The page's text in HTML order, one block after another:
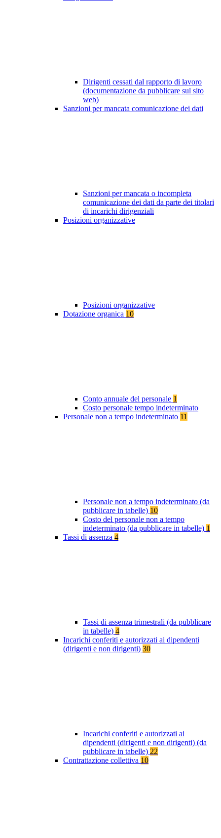
Dirigenti cessati dal rapporto di lavoro
(documentazione da pubblicare sul sito
web)
Sanzioni per mancata comunicazione dei dati
Sanzioni per mancata o incompleta
comunicazione dei dati da parte dei titolari
di incarichi dirigenziali
Posizioni organizzative
Posizioni organizzative
Dotazione organica 10
Conto annuale del personale 1
Costo personale tempo indeterminato
Personale non a tempo indeterminato 11
Personale non a tempo indeterminato (da
pubblicare in tabelle) 10
Costo del personale non a tempo
indeterminato (da pubblicare in tabelle) 1
Tassi di assenza 4
Tassi di assenza trimestrali (da pubblicare
in tabelle) 4
Incarichi conferiti e autorizzati ai dipendenti
(dirigenti e non dirigenti) 30
Incarichi conferiti e autorizzati ai
dipendenti (dirigenti e non dirigenti) (da
pubblicare in tabelle) 22
Contrattazione collettiva 10